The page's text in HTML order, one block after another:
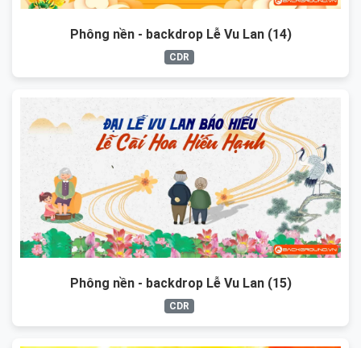
Phông nền - backdrop Lễ Vu Lan (14)
CDR
Phông nền - backdrop Lễ Vu Lan (15)
CDR